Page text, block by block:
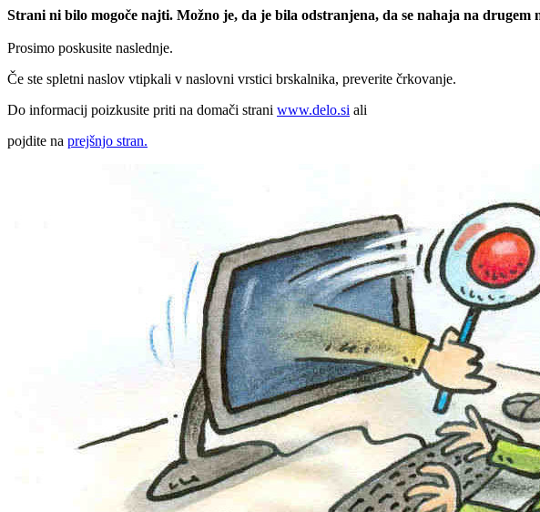
Strani ni bilo mogoče najti. Možno je, da je bila odstranjena, da se nahaja na drugem
Prosimo poskusite naslednje.
Če ste spletni naslov vtipkali v naslovni vrstici brskalnika, preverite črkovanje.
Do informacij poizkusite priti na domači strani www.delo.si ali
pojdite na prejšnjo stran.